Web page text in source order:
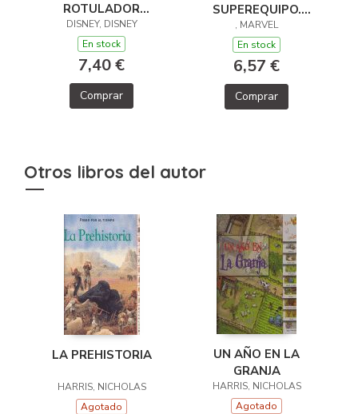
ROTULADOR
MÁGICO
DISNEY, DISNEY
En stock
7,40 €
Comprar
SUPEREQUIPO.
PINTA PÓSTERS
, MARVEL
En stock
6,57 €
Comprar
Otros libros del autor
LA PREHISTORIA
HARRIS, NICHOLAS
Agotado
UN AÑO EN LA
GRANJA
HARRIS, NICHOLAS
Agotado